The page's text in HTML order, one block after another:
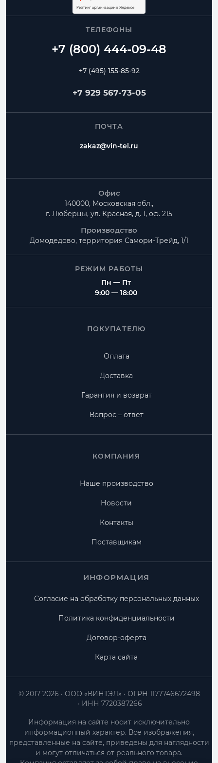
ТЕЛЕФОНЫ
+7 (495) 155-85-92
+7 929 567-73-05
ПОЧТА
zakaz@vin-tel.ru
Офис
140000, Московская обл.,
г. Люберцы, ул. Красная, д. 1, оф. 215
Производство
Домодедово, территория Самори-Трейд, 1/1
РЕЖИМ РАБОТЫ
Пн — Пт
9:00 — 18:00
ПОКУПАТЕЛЮ
Оплата
Доставка
Гарантия и возврат
Вопрос – ответ
КОМПАНИЯ
Наше производство
Новости
Контакты
Поставщикам
ИНФОРМАЦИЯ
Согласие на обработку персональных данных
Политика конфиденциальности
Договор-оферта
Карта сайта
ООО «ВИНТЭЛ»
ОГРН 1177746672498
ИНН 7720387266
© 2017-2026
Информация на сайте носит исключительно
информационный характер. Все изображения,
представленные на сайте, приведены для наглядности
и могут отличаться от реального товара.